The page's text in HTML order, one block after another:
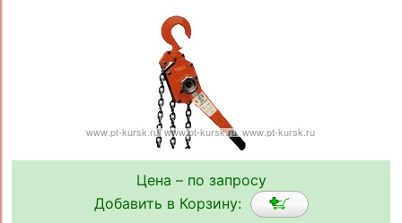
Цена – по запросу
Добавить в Корзину: